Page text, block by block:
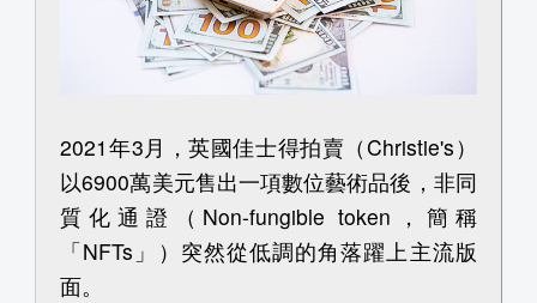
2021年3月，英國佳士得拍賣（Christie's）
以6900萬美元售出一項數位藝術品後，非同
質化通證（Non-fungible token，簡稱
「NFTs」）突然從低調的角落躍上主流版
面。